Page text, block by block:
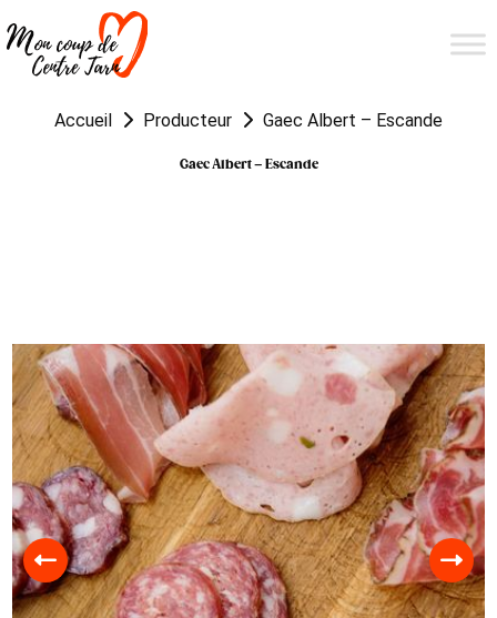
Accueil Producteur Gaec Albert – Escande
Gaec Albert – Escande